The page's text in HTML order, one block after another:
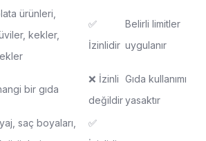
ürünleri,
kekler,
✅
İzinlidir
Belirli limitler
uygulanır
bir gıda
❌ İzinli
değildir
Gıda kullanımı
yasaktır
saç boyaları,
✅